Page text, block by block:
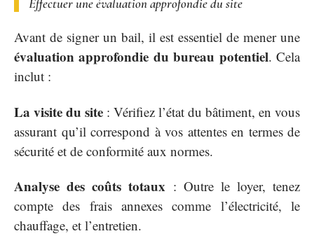
Avant de signer un bail, il est essentiel de mener une
évaluation approfondie du bureau potentiel. Cela
inclut :
La visite du site : Vérifiez l’état du bâtiment, en vous
assurant qu’il correspond à vos attentes en termes de
sécurité et de conformité aux normes.
Analyse des coûts totaux : Outre le loyer, tenez
compte des frais annexes comme l’électricité, le
chauffage, et l’entretien.